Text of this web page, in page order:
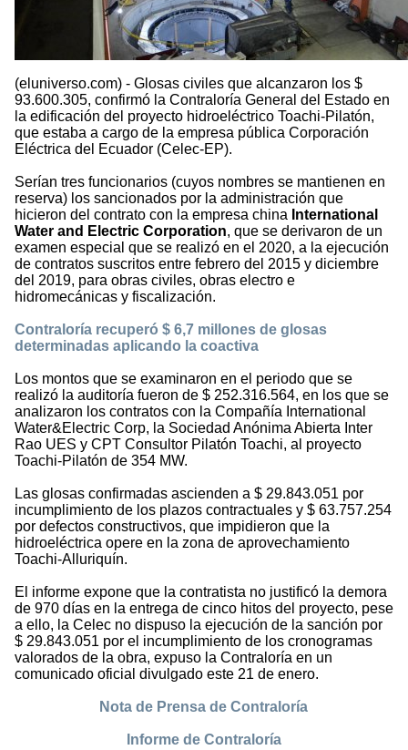
(eluniverso.com) - Glosas civiles que alcanzaron los $
93.600.305, confirmó la Contraloría General del Estado en
la edificación del proyecto hidroeléctrico Toachi-Pilatón,
que estaba a cargo de la empresa pública Corporación
Eléctrica del Ecuador (Celec-EP).
Serían tres funcionarios (cuyos nombres se mantienen en
reserva) los sancionados por la administración que
hicieron del contrato con la empresa china International
Water and Electric Corporation, que se derivaron de un
examen especial que se realizó en el 2020, a la ejecución
de contratos suscritos entre febrero del 2015 y diciembre
del 2019, para obras civiles, obras electro e
hidromecánicas y fiscalización.
Contraloría recuperó $ 6,7 millones de glosas
determinadas aplicando la coactiva
Los montos que se examinaron en el periodo que se
realizó la auditoría fueron de $ 252.316.564, en los que se
analizaron los contratos con la Compañía International
Water&Electric Corp, la Sociedad Anónima Abierta Inter
Rao UES y CPT Consultor Pilatón Toachi, al proyecto
Toachi-Pilatón de 354 MW.
Las glosas confirmadas ascienden a $ 29.843.051 por
incumplimiento de los plazos contractuales y $ 63.757.254
por defectos constructivos, que impidieron que la
hidroeléctrica opere en la zona de aprovechamiento
Toachi-Alluriquín.
El informe expone que la contratista no justificó la demora
de 970 días en la entrega de cinco hitos del proyecto, pese
a ello, la Celec no dispuso la ejecución de la sanción por
$ 29.843.051 por el incumplimiento de los cronogramas
valorados de la obra, expuso la Contraloría en un
comunicado oficial divulgado este 21 de enero.
Nota de Prensa de Contraloría
Informe de Contraloría